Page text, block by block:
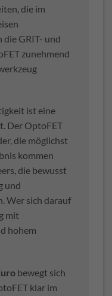
die im
die GRIT- und
zunehmend
ist eine
Der OptoFET
die möglichst
kommen
die bewusst
und
Wer sich darauf
mit
hohem
bewegt sich
klar im